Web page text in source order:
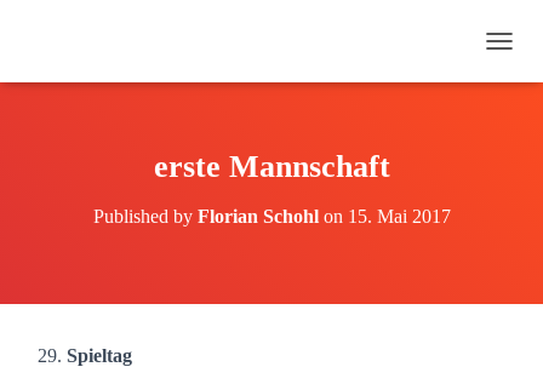
A
erste Mannschaft
Published by Florian Schohlon 15. Mai 2017
Spieltag